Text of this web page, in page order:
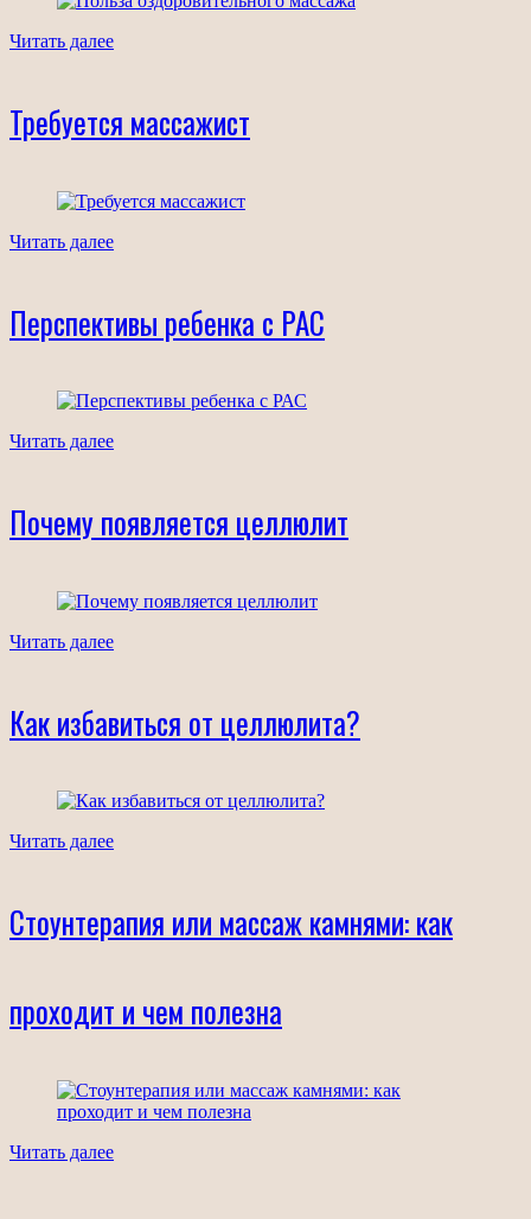
Читать далее
Требуется массажист
Читать далее
Перспективы ребенка с РАС
Читать далее
Почему появляется целлюлит
Читать далее
Как избавиться от целлюлита?
Читать далее
Стоунтерапия или массаж камнями: как
проходит и чем полезна
Читать далее